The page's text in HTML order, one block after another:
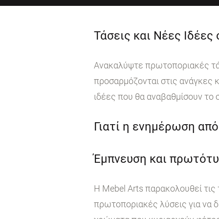
Τάσεις και Νέες
Ανακαλύψτε πρωτοποριακές
προσαρμόζονται στις ανάγκες
ιδέες που θα αναβαθμίσουν το
Γιατί η ενημέρωση
Έμπνευση και
Η Mebel Arts παρακολουθεί τις
πρωτοποριακές λύσεις για να